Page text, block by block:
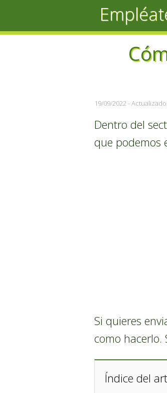
19/09/2022 -
Dentro del
que podemos
Si quieres
como hacerlo.
Índice del